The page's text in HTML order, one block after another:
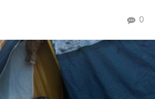
0